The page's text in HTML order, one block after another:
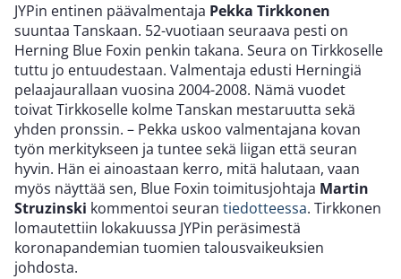
JYPin entinen päävalmentaja Pekka Tirkkonen
suuntaa Tanskaan. 52-vuotiaan seuraava pesti on
Herning Blue Foxin penkin takana. Seura on Tirkkoselle
tuttu jo entuudestaan. Valmentaja edusti Herningiä
pelaajaurallaan vuosina 2004-2008. Nämä vuodet
toivat Tirkkoselle kolme Tanskan mestaruutta sekä
yhden pronssin. – Pekka uskoo valmentajana kovan
työn merkitykseen ja tuntee sekä liigan että seuran
hyvin. Hän ei ainoastaan kerro, mitä halutaan, vaan
myös näyttää sen, Blue Foxin toimitusjohtaja Martin
Struzinski kommentoi seuran tiedotteessa. Tirkkonen
lomautettiin lokakuussa JYPin peräsimestä
koronapandemian tuomien talousvaikeuksien
johdosta.